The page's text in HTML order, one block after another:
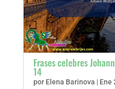
Frases celebres
14
por Elena Barinova | Ene